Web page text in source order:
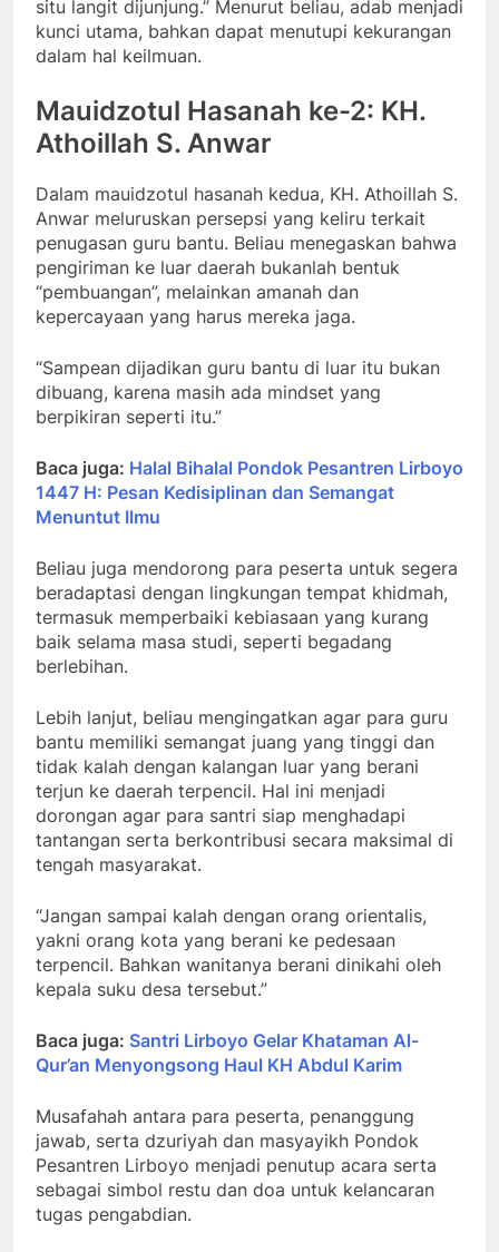
situ langit dijunjung.” Menurut beliau, adab menjadi
kunci utama, bahkan dapat menutupi kekurangan
dalam hal keilmuan.
Mauidzotul Hasanah ke-2: KH.
Athoillah S. Anwar
Dalam mauidzotul hasanah kedua, KH. Athoillah S.
Anwar meluruskan persepsi yang keliru terkait
penugasan guru bantu. Beliau menegaskan bahwa
pengiriman ke luar daerah bukanlah bentuk
“pembuangan”, melainkan amanah dan
kepercayaan yang harus mereka jaga.
“Sampean dijadikan guru bantu di luar itu bukan
dibuang, karena masih ada mindset yang
berpikiran seperti itu.”
Baca juga: Halal Bihalal Pondok Pesantren Lirboyo
1447 H: Pesan Kedisiplinan dan Semangat
Menuntut Ilmu
Beliau juga mendorong para peserta untuk segera
beradaptasi dengan lingkungan tempat khidmah,
termasuk memperbaiki kebiasaan yang kurang
baik selama masa studi, seperti begadang
berlebihan.
Lebih lanjut, beliau mengingatkan agar para guru
bantu memiliki semangat juang yang tinggi dan
tidak kalah dengan kalangan luar yang berani
terjun ke daerah terpencil. Hal ini menjadi
dorongan agar para santri siap menghadapi
tantangan serta berkontribusi secara maksimal di
tengah masyarakat.
“Jangan sampai kalah dengan orang orientalis,
yakni orang kota yang berani ke pedesaan
terpencil. Bahkan wanitanya berani dinikahi oleh
kepala suku desa tersebut.”
Baca juga: Santri Lirboyo Gelar Khataman Al-
Qur’an Menyongsong Haul KH Abdul Karim
Musafahah antara para peserta, penanggung
jawab, serta dzuriyah dan masyayikh Pondok
Pesantren Lirboyo menjadi penutup acara serta
sebagai simbol restu dan doa untuk kelancaran
tugas pengabdian.